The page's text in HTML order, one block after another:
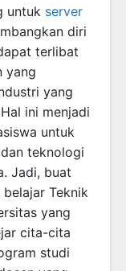
untuk server
diri
terlibat
yang
yang
ini menjadi
untuk
teknologi
Jadi, buat
Teknik
yang
cita-cita
studi